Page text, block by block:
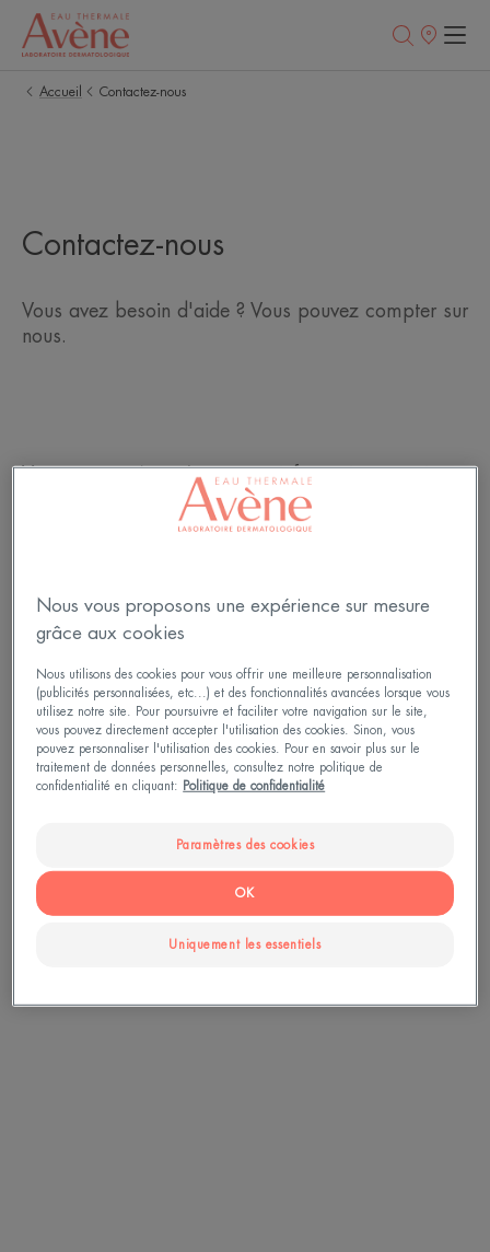
Points
Accueil
Contactez-nous
Contactez-nous
Vous avez besoin d'aide ? Vous pouvez compter sur
nous.
Vous pouvez être sûr que ces informations serviront
uniquement à vous apporter une réponse dans les
meilleurs délais. Vos données personnelles seront
confidentialité.
Nous vous proposons une expérience sur mesure
grâce aux cookies
Nous utilisons des cookies pour vous offrir une meilleure personnalisation
(publicités personnalisées, etc...) et des fonctionnalités avancées lorsque vous
utilisez notre site. Pour poursuivre et faciliter votre navigation sur le site,
vous pouvez directement accepter l'utilisation des cookies. Sinon, vous
pouvez personnaliser l'utilisation des cookies. Pour en savoir plus sur le
traitement de données personnelles, consultez notre politique de
confidentialité en cliquant:
Politique de confidentialité
Paramètres des cookies
Uniquement les essentiels
OK